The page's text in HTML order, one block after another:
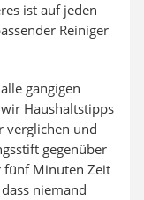
ist auf jeden
Reiniger
gängigen
Haushaltstipps
verglichen und
gegenüber
fünf Minuten Zeit
niemand